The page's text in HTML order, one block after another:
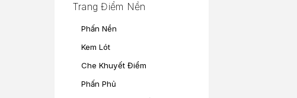
Trang Điểm Nền
Phấn Nền
Kem Lót
Che Khuyết Điểm
Phấn Phủ